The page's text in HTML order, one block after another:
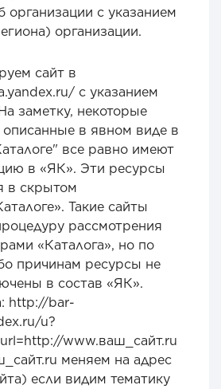
организации с указанием
организации.
сайт в
с указанием
заметку, некоторые
описанные в явном виде в
все равно имеют
в «ЯК». Эти ресурсы
в скрытом
Такие сайты
рассмотрения
«Каталога», но по
причинам ресурсы не
в состав «ЯК».
http://bar-
u?
www.ваш_сайт.ru
меняем на адрес
если видим тематику